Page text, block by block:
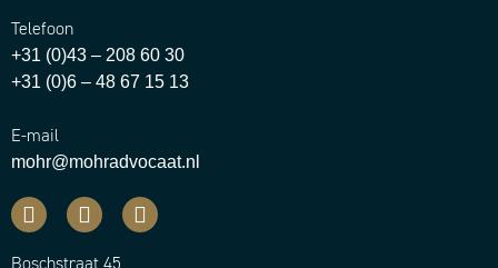
Telefoon
+31 (0)43 – 208 60 30
+31 (0)6 – 48 67 15 13
E-mail
mohr@mohradvocaat.nl
Boschstraat 45